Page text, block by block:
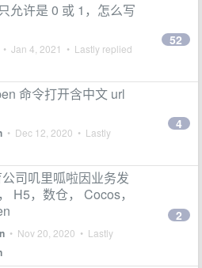
允许是 0 或 1，怎么写
• Jan 4, 2021 • Lastly replied
52
命令打开含中文 url
• Dec 12, 2020 • Lastly
4
司叽里呱啦因业务发
H5，数仓， Cocos，
• Nov 20, 2020 • Lastly
2